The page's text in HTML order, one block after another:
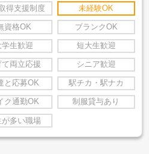
得支援制度 未経験OK
資格OK ブランクOK
学生歓迎 短大生歓迎
て両立応援 シニア歓迎
と応募OK 駅チカ・駅ナカ
ク通勤OK 制服貸与あり
が多い職場